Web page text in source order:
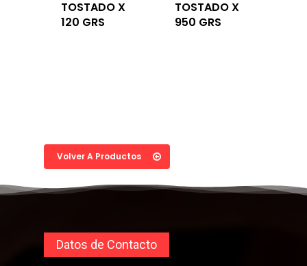
TOSTADO X
120 GRS
TOSTADO X
950 GRS
Volver A Productos
Datos de Contacto